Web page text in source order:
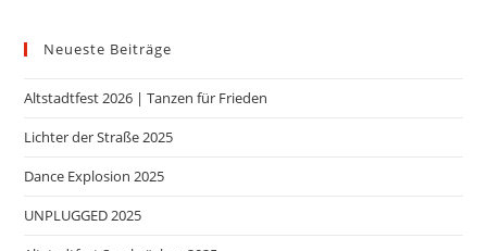
Neueste Beiträge
Altstadtfest 2026 | Tanzen für Frieden
Lichter der Straße 2025
Dance Explosion 2025
UNPLUGGED 2025